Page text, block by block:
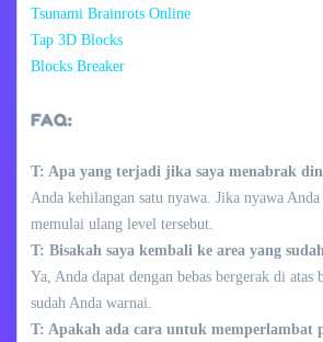
Tsunami Brainrots Online
Tap 3D Blocks
Blocks Breaker
FAQ:
T: Apa yang terjadi jika saya menabrak
Anda kehilangan satu nyawa. Jika nyawa
memulai ulang level tersebut.
T: Bisakah saya kembali ke area yang
Ya, Anda dapat dengan bebas bergerak di atas
sudah Anda warnai.
T: Apakah ada cara untuk memperlambat